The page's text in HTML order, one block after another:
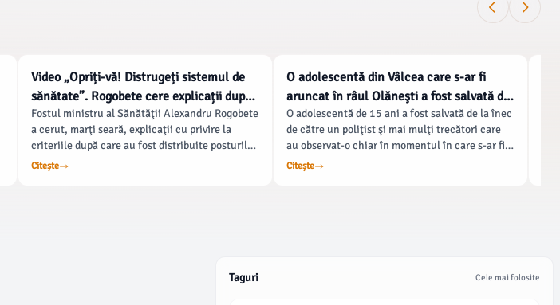
NATIONALE
Video „Opriți-vă! Distrugeți sistemul de
sănătate”. Rogobete cere explicații după
ce Bihorul a primit mai multe posturi
decât județe mai mari
Fostul ministru al Sănătăţii Alexandru Rogobete
a cerut, marţi seară, explicaţii cu privire la
criteriile după care au fost distribuite posturile
deblocate în spitale. El acuză că Bihorul, judeţ
Citește
NATIONALE
O adolescentă din Vâlcea care s-ar fi
aruncat în râul Olăneşti a fost salvată de
un poliţist şi mai mulţi trecători
O adolescentă de 15 ani a fost salvată de la înec
de către un poliţist şi mai mulţi trecători care
au observat-o chiar în momentul în care s-ar fi
aruncat în râul Olăneşti de pe un pod din
Citește
Taguri Cele mai folosite